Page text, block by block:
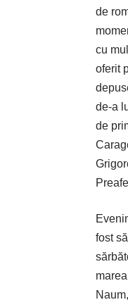
de
cu
oferit
de-a
de
fost